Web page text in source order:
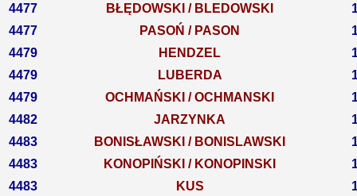
4477
BŁĘDOWSKI / BLEDOWSKI
4477
PASOŃ / PASON
4479
HENDZEL
4479
LUBERDA
4479
OCHMAŃSKI / OCHMANSKI
4482
JARZYNKA
4483
BONISŁAWSKI / BONISLAWSKI
4483
KONOPIŃSKI / KONOPINSKI
4483
KUS